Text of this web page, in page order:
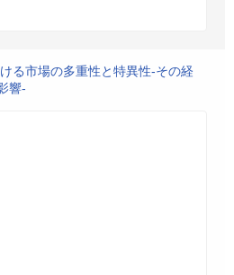
る市場の多重性と特異性-その経
響-